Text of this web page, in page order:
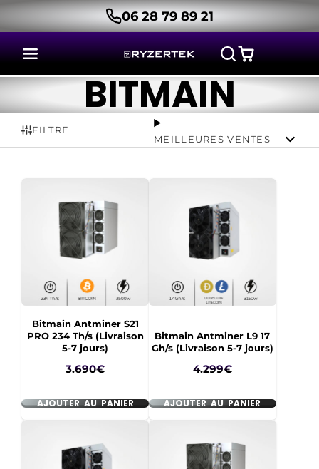
06 28 79 89 21
BITMAIN
FILTRE
MEILLEURES VENTES
Bitmain Antminer S21
PRO 234 Th/s (Livraison
5-7 jours)
Prix
3.690€
AJOUTER AU PANIER
Bitmain Antminer L9 17
Gh/s (Livraison 5-7 jours)
Prix
4.299€
AJOUTER AU PANIER